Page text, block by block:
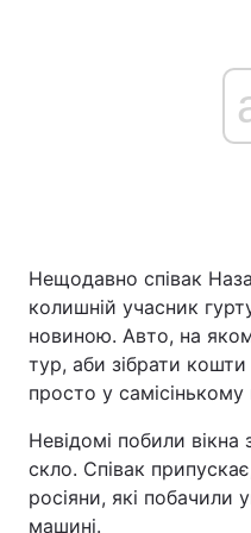
Головна
Україна
Спорт
Техно і зв'язок
Нещодавно співак
колишній учасник
новиною. Авто, на
тур, аби зібрати
просто у
Невідомі побили вікна
скло. Співак
росіяни, які побачили
машині.